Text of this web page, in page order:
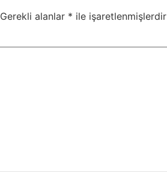
Gerekli alanlar * ile işaretlenmişlerdir